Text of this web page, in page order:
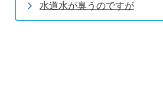
水道水が臭うのですが